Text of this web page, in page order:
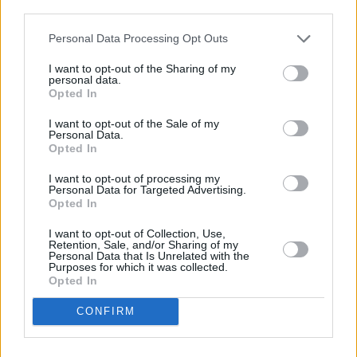
negar su consentimiento. Tenga en cuenta que algún
de su consentimiento, pero usted tiene el derecho de
rechazar tal procesamiento. Sus preferencias se aplicarán
cualquier momento entrando de nuevo en este sitio web o
visitando nuestra política de privacidad.
Personal Data Processing Opt Outs
I want to opt-out of the Sharing of my
personal data.
Opted In
I want to opt-out of the Sale of my
Personal Data.
Opted In
I want to opt-out of processing my
Personal Data for Targeted Advertising.
Opted In
I want to opt-out of Collection, Use,
Retention, Sale, and/or Sharing of my
Personal Data that Is Unrelated with the
Purposes for which it was collected.
Opted In
CONFIRM